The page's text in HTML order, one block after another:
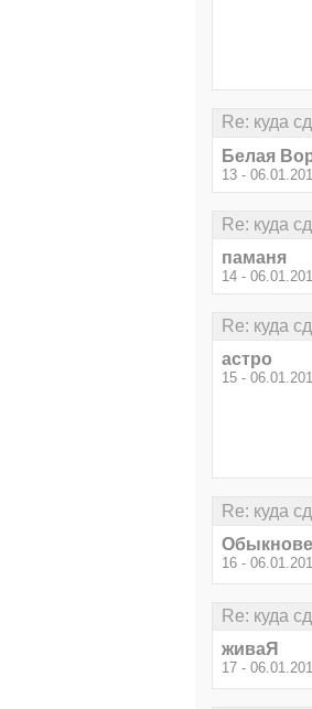
Re: куда
Белая
13 -
Re: куда
паманя
14 -
Re: куда
астро
15 -
Re: куда
16 -
Re: куда
живаЯ
17 -